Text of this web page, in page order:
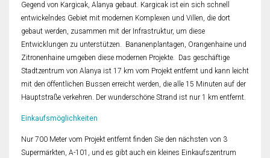
Gegend von Kargicak, Alanya gebaut. Kargicak ist ein sich schnell
entwickelndes Gebiet mit modernen Komplexen und Villen, die dort
gebaut werden, zusammen mit der Infrastruktur, um diese
Entwicklungen zu unterstützen. Bananenplantagen, Orangenhaine und
Zitronenhaine umgeben diese modernen Projekte. Das geschäftige
Stadtzentrum von Alanya ist 17 km vom Projekt entfernt und kann leicht
mit den öffentlichen Bussen erreicht werden, die alle 15 Minuten auf der
Hauptstraße verkehren. Der wunderschöne Strand ist nur 1 km entfernt.
Einkaufsmöglichkeiten
Nur 700 Meter vom Projekt entfernt finden Sie den nächsten von 3
Supermärkten, A-101, und es gibt auch ein kleines Einkaufszentrum